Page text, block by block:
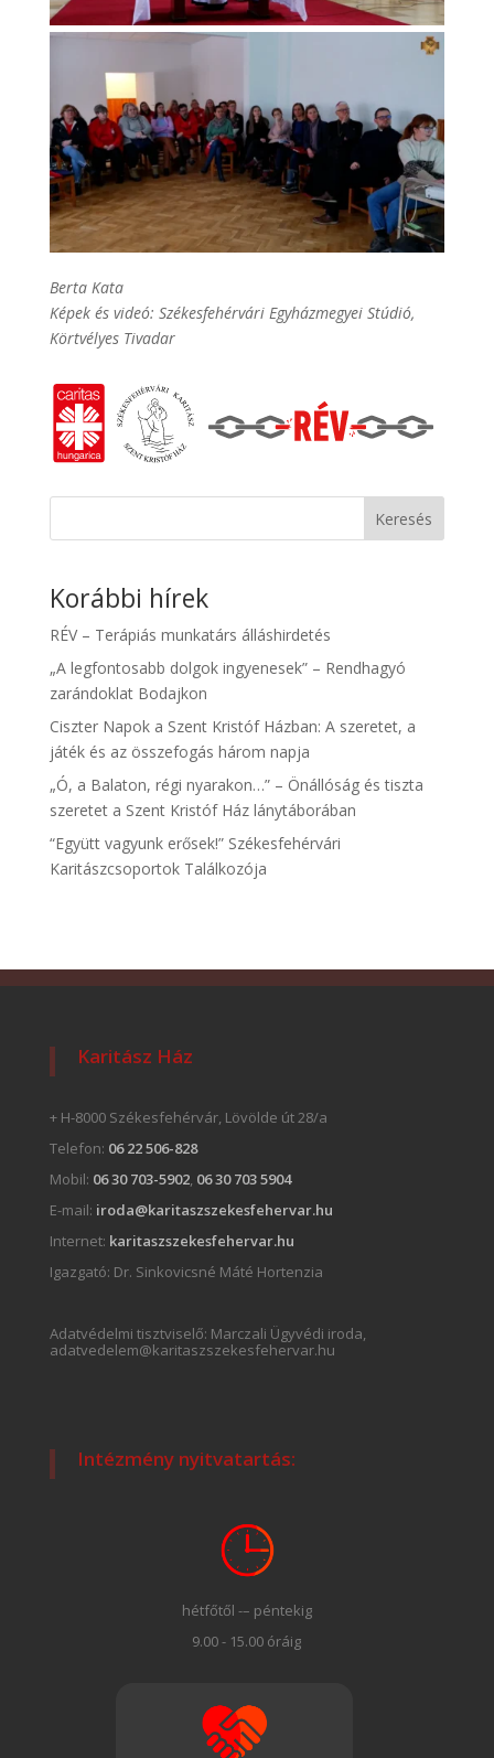
Berta Kata
Képek és videó: Székesfehérvári Egyházmegyei Stúdió,
Körtvélyes Tivadar
Keresés
Korábbi hírek
RÉV – Terápiás munkatárs álláshirdetés
„A legfontosabb dolgok ingyenesek” – Rendhagyó
zarándoklat Bodajkon
Ciszter Napok a Szent Kristóf Házban: A szeretet, a
játék és az összefogás három napja
„Ó, a Balaton, régi nyarakon…” – Önállóság és tiszta
szeretet a Szent Kristóf Ház lánytáborában
“Együtt vagyunk erősek!” Székesfehérvári
Karitászcsoportok Találkozója
Karitász Ház
+ H-8000 Székesfehérvár, Lövölde út 28/a
Telefon: 06 22 506-828
Mobil: 06 30 703-5902, 06 30 703 5904
E-mail: iroda@karitaszszekesfehervar.hu
Internet: karitaszszekesfehervar.hu
Igazgató: Dr. Sinkovicsné Máté Hortenzia
Adatvédelmi tisztviselő: Marczali Ügyvédi iroda,
adatvedelem@karitaszszekesfehervar.hu
Intézmény nyitvatartás:
hétfőtől -– péntekig
9.00 - 15.00 óráig